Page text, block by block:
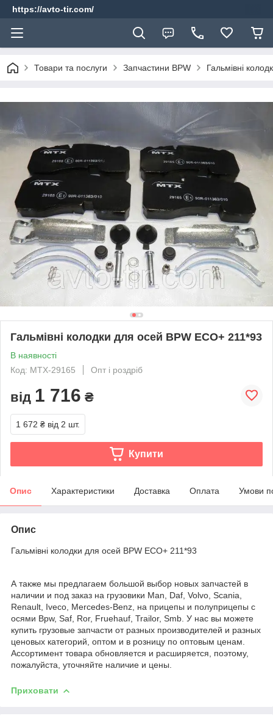
https://avto-tir.com/
Товари та послуги Запчастини BPW Гальмівні
Гальмівні колодки для осей BPW ECO+ 211*93
В наявності
Код: MTX-29165
Опт і роздріб
від 1 716 ₴
1 672 ₴ від 2 шт.
Купити
Опис Характеристики Доставка Оплата Умови
Опис
Гальмівні колодки для осей BPW ECO+ 211*93
А также мы предлагаем большой выбор новых запчастей в
наличии и под заказ на грузовики Man, Daf, Volvo, Scania,
Renault, Iveco, Mercedes-Benz, на прицепы и полуприцепы с
осями Bpw, Saf, Ror, Fruehauf, Trailor, Smb. У нас вы можете
купить грузовые запчасти от разных производителей и разных
ценовых категорий, оптом и в розницу по оптовым ценам.
Ассортимент товара обновляется и расширяется, поэтому,
пожалуйста, уточняйте наличие и цены.
Приховати